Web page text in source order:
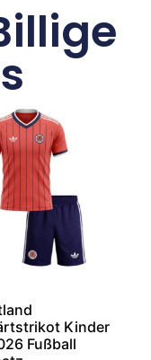
Kinder
Fußball